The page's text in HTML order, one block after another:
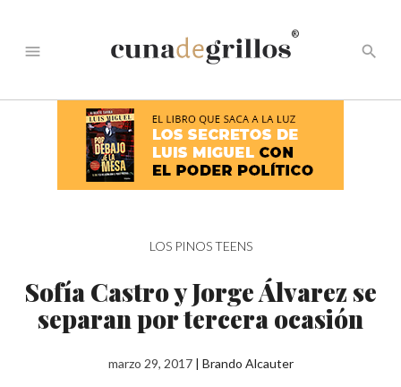
menu
®
search
LOS PINOS TEENS
Sofía Castro y Jorge Álvarez se
separan por tercera ocasión
marzo 29, 2017 | Brando Alcauter